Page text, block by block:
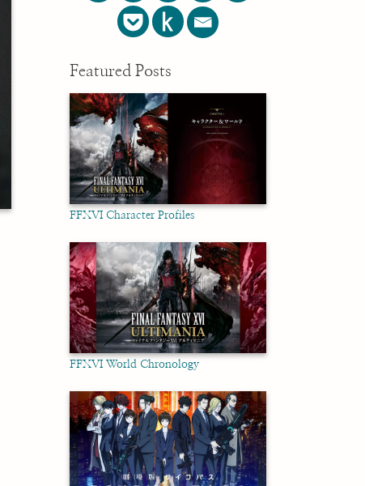
Featured Posts
FFXVI Character Profiles
FFXVI World Chronology